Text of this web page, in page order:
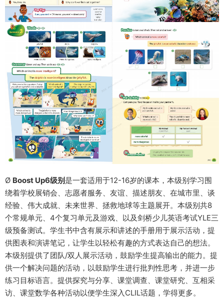
Ø Boost Up6级别是一套适用于12-16岁的课本，本级别学习围
绕着学校展销会、志愿者服务、友谊、描述朋友、在城市里、谈
经验、伟大成就、未来世界、拯救地球等主题展开。本级别共8
个常规单元、4个复习单元及游戏、以及剑桥少儿英语考试YLE三
级预备测试。学生书中含有展示和讲述的手册用于展示活动，提
供图表和演讲笔记，让学生以轻松有趣的方式表达自己的想法。
本级别提供了团队/双人展示活动，鼓励学生提高输出的能力。提
供一个解决问题的活动，以鼓励学生进行批判性思考，并进一步
练习目标语言。提供探究与分享、课堂调查、课堂研究、互相采
访、课堂数学各种活动以便学生深入CLIL话题，学得更多。